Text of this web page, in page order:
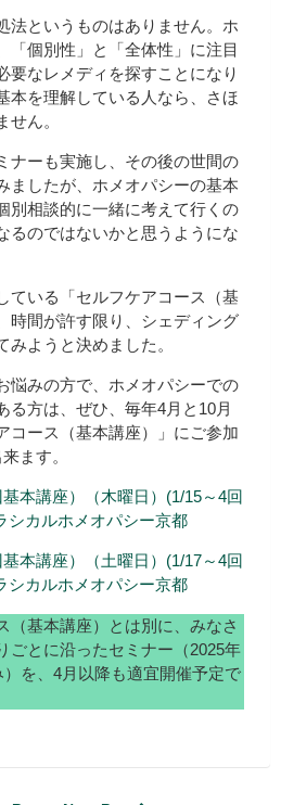
法というものはありません。ホ
「個別性」と「全体性」に注目
要なレメディを探すことになり
本を理解している人なら、さほ
せん。
ナーも実施し、その後の世間の
ましたが、ホメオパシーの基本
別相談的に一緒に考えて行くの
るのではないかと思うようにな
ている「セルフケアコース（基
時間が許す限り、シェディング
ようと決めました。
悩みの方で、ホメオパシーでの
る方は、ぜひ、毎年4月と10月
コース（基本講座）」にご参加
ます。
本講座）（木曜日）(1/15～4回
シカルホメオパシー京都
本講座）（土曜日）(1/17～4回
シカルホメオパシー京都
（基本講座）とは別に、みなさ
ごとに沿ったセミナー（2025年
を、4月以降も適宜開催予定で